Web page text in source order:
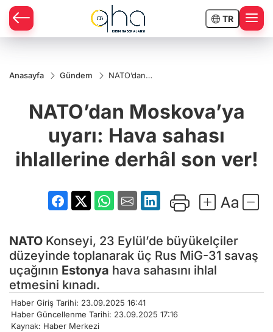
TR
Anasayfa Gündem
NATO’dan
sahası
ihlallerine
ver!
NATO’dan Moskova’ya
uyarı: Hava sahası
ihlallerine derhâl son ver!
NATO Konseyi, 23 Eylül’de büyükelçiler
düzeyinde toplanarak üç Rus MiG-31 savaş
uçağının Estonya hava sahasını ihlal
etmesini kınadı.
Haber Giriş Tarihi: 23.09.2025 16:41
Haber Güncellenme Tarihi: 23.09.2025 17:16
Kaynak: Haber Merkezi